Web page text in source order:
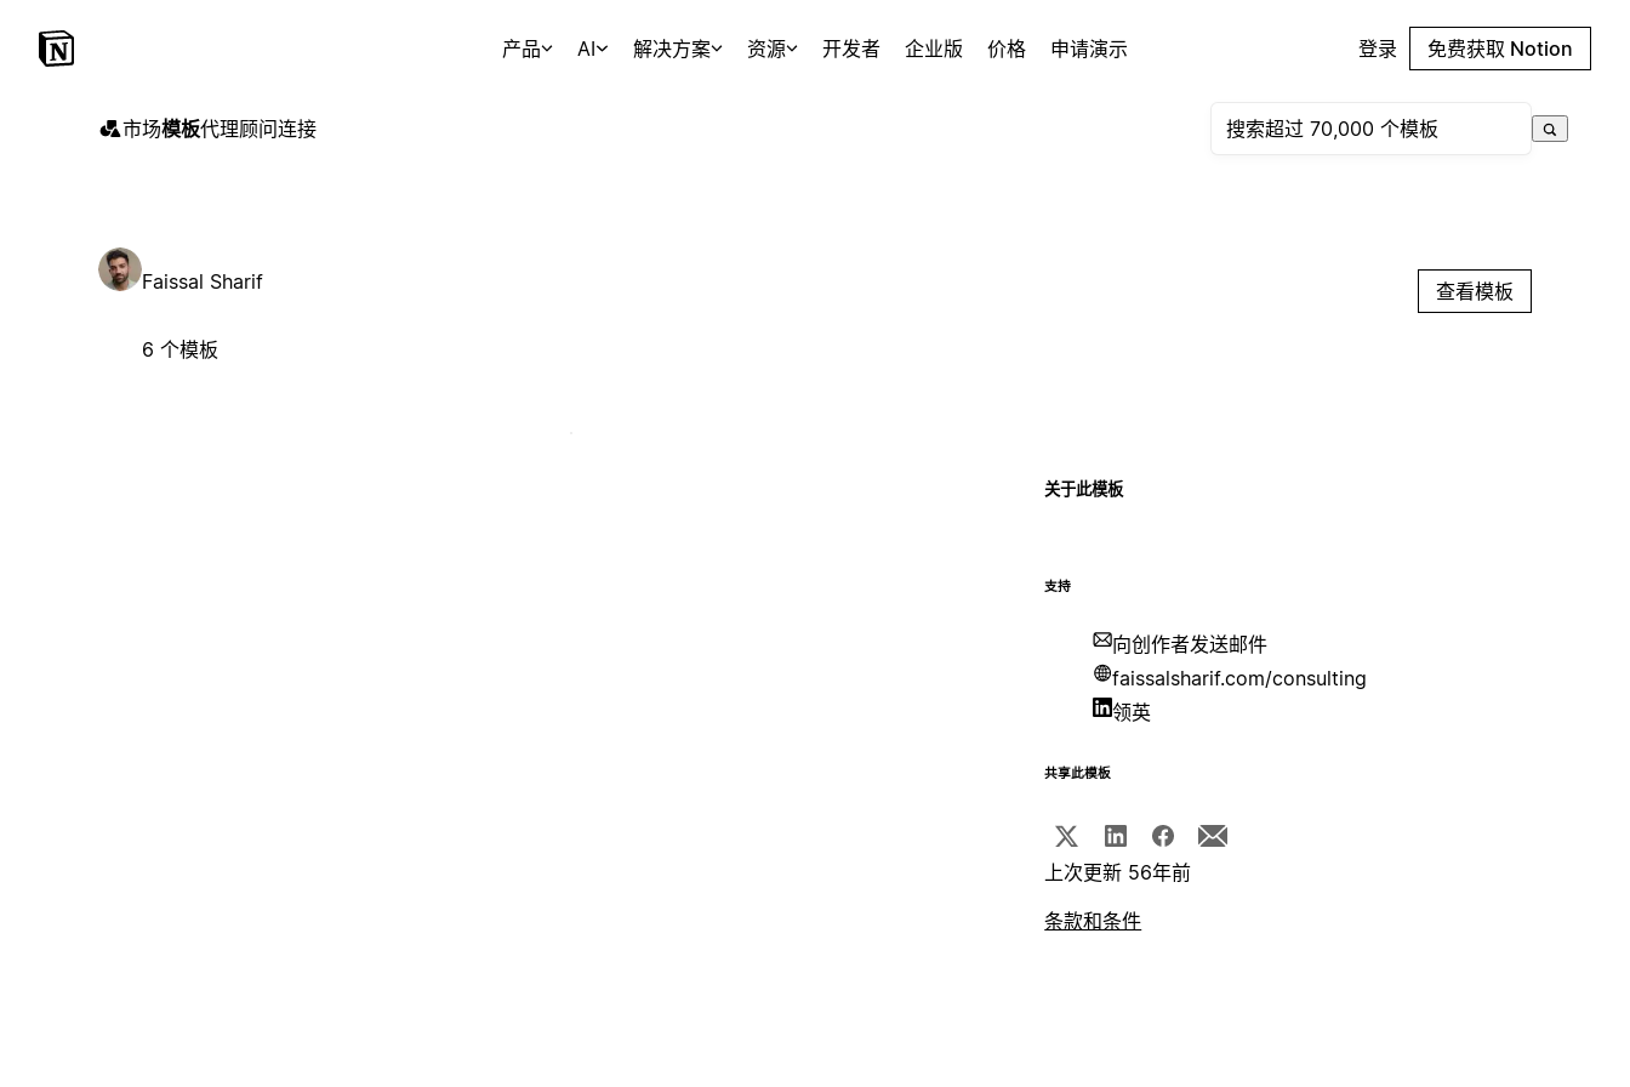
产品 AI 解决方案 资源 开发者 企业版 价格 申请演示 登录 免费获取 Notion
市场模板代理顾问连接
Faissal Sharif
6 个模板
查看模板
关于此模板
支持
向创作者发送邮件
faissalsharif.com/consulting
领英
共享此模板
上次更新 56年前
条款和条件